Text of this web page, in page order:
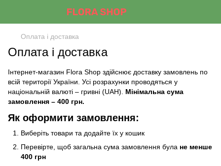
Оплата і доставка
Оплата і доставка
Інтернет-магазин Flora Shop здійснює доставку замовлень по
всій території України. Усі розрахунки проводяться у
національній валюті – гривні (UAH). Мінімальна сума
замовлення – 400 грн.
Як оформити замовлення:
Виберіть товари та додайте їх у кошик
Перевірте, щоб загальна сума замовлення була не менше
400 грн